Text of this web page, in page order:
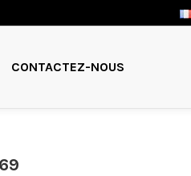
CONTACTEZ-NOUS